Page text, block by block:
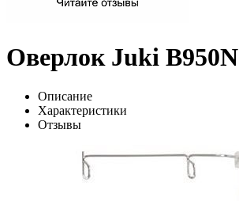
Оверлок Juki B950N
Описание
Характеристики
Отзывы